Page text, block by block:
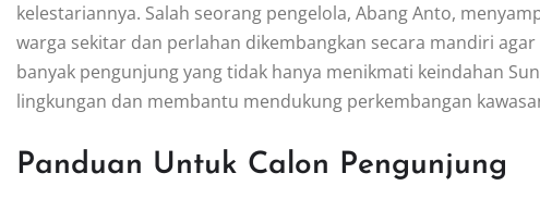
kelestariannya. Salah seorang pengelola, Abang Anto,
warga sekitar dan perlahan dikembangkan secara mandiri
banyak pengunjung yang tidak hanya menikmati keindahan
lingkungan dan membantu mendukung perkembangan
Panduan Untuk Calon Pengunjung